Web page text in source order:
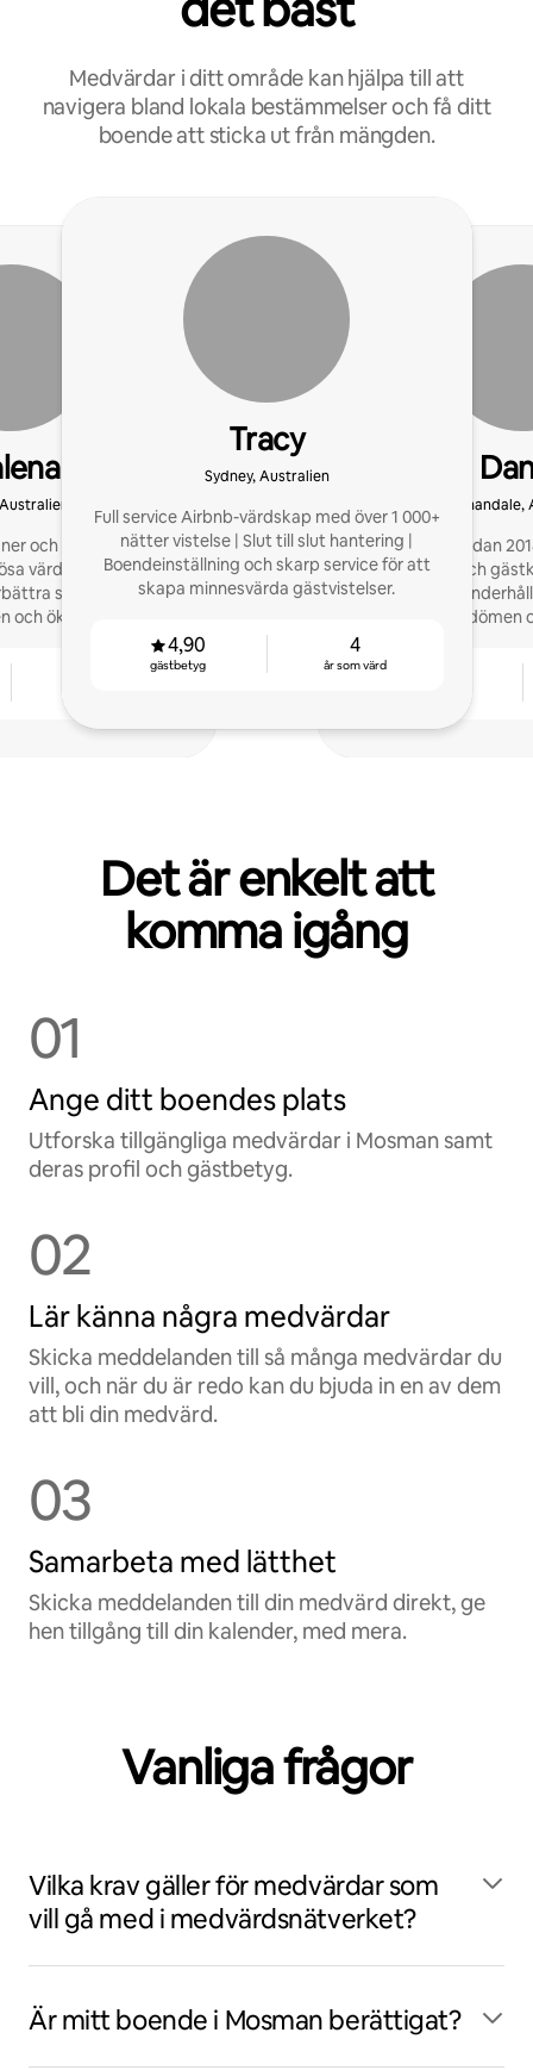
Medvärdar i ditt område kan hjälpa till att
navigera bland lokala bestämmelser och få ditt
boende att sticka ut från mängden.
och stylist | 7 års
värdutmaningar |
sina annonser, få
och öka sina intäkter.
Tracy
Sydney, Australien
Full service Airbnb-värdskap med över 1 000+
nätter vistelse | Slut till slut hantering |
Boendeinställning och skarp service för att
skapa minnesvärda gästvistelser.
4,90
gästbetyg
4
år som värd
Superhost sedan
bokningar och
städning och
stjärniga
Det är enkelt att
komma igång
01
Ange ditt boendes plats
Utforska tillgängliga medvärdar i Mosman samt
deras profil och gästbetyg.
02
Lär känna några medvärdar
Skicka meddelanden till så många medvärdar du
vill, och när du är redo kan du bjuda in en av dem
att bli din medvärd.
03
Samarbeta med lätthet
Skicka meddelanden till din medvärd direkt, ge
hen tillgång till din kalender, med mera.
Vanliga frågor
Vilka krav gäller för medvärdar som
vill gå med i medvärdsnätverket?
Är mitt boende i Mosman berättigat?